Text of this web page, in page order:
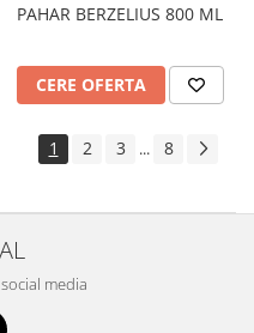
PAHAR BERZELIUS 800 ML
CERE OFERTA
1 2 3 ... 8
media